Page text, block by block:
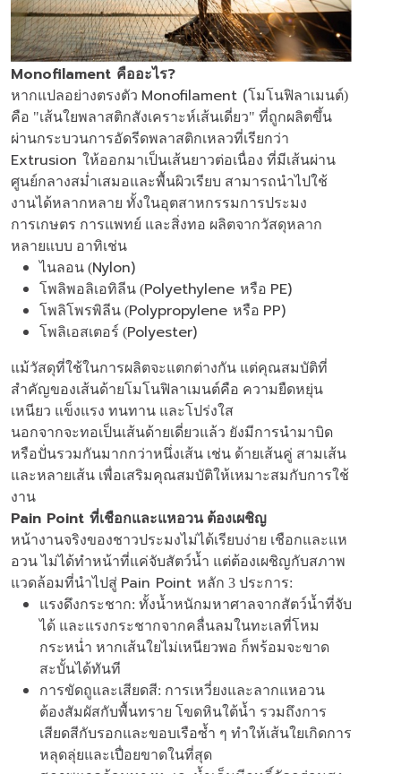
Monofilament คืออะไร?
หากแปลอย่างตรงตัว Monofilament (โมโนฟิลาเมนต์)
คือ "เส้นใยพลาสติกสังเคราะห์เส้นเดี่ยว" ที่ถูกผลิตขึ้น
ผ่านกระบวนการอัดรีดพลาสติกเหลวที่เรียกว่า
Extrusion ให้ออกมาเป็นเส้นยาวต่อเนื่อง ที่มีเส้นผ่าน
ศูนย์กลางสม่ำเสมอและพื้นผิวเรียบ สามารถนำไปใช้
งานได้หลากหลาย ทั้งในอุตสาหกรรมการประมง
การเกษตร การแพทย์ และสิ่งทอ ผลิตจากวัสดุหลาก
หลายแบบ อาทิเช่น
ไนลอน (Nylon)
โพลิพอลิเอทิลีน (Polyethylene หรือ PE)
โพลิโพรพิลีน (Polypropylene หรือ PP)
โพลิเอสเตอร์ (Polyester)
แม้วัสดุที่ใช้ในการผลิตจะแตกต่างกัน แต่คุณสมบัติที่
สำคัญของเส้นด้ายโมโนฟิลาเมนต์คือ ความยืดหยุ่น
เหนียว แข็งแรง ทนทาน และโปร่งใส
นอกจากจะทอเป็นเส้นด้ายเดี่ยวแล้ว ยังมีการนำมาบิด
หรือปั่นรวมกันมากกว่าหนึ่งเส้น เช่น ด้ายเส้นคู่ สามเส้น
และหลายเส้น เพื่อเสริมคุณสมบัติให้เหมาะสมกับการใช้
งาน
Pain Point ที่เชือกและแหอวน ต้องเผชิญ
หน้างานจริงของชาวประมงไม่ได้เรียบง่าย เชือกและแห
อวน ไม่ได้ทำหน้าที่แค่จับสัตว์น้ำ แต่ต้องเผชิญกับสภาพ
แวดล้อมที่นำไปสู่ Pain Point หลัก 3 ประการ:
แรงดึงกระชาก: ทั้งน้ำหนักมหาศาลจากสัตว์น้ำที่จับ
ได้ และแรงกระชากจากคลื่นลมในทะเลที่โหม
กระหน่ำ หากเส้นใยไม่เหนียวพอ ก็พร้อมจะขาด
สะบั้นได้ทันที
การขัดถูและเสียดสี: การเหวี่ยงและลากแหอวน
ต้องสัมผัสกับพื้นทราย โขดหินใต้น้ำ รวมถึงการ
เสียดสีกับรอกและขอบเรือซ้ำ ๆ ทำให้เส้นใยเกิดการ
หลุดลุ่ยและเปื่อยขาดในที่สุด